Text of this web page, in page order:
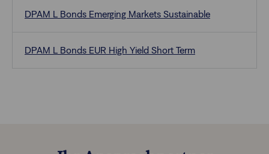
DPAM L Bonds Emerging Markets Sustainable
DPAM L Bonds EUR High Yield Short Term